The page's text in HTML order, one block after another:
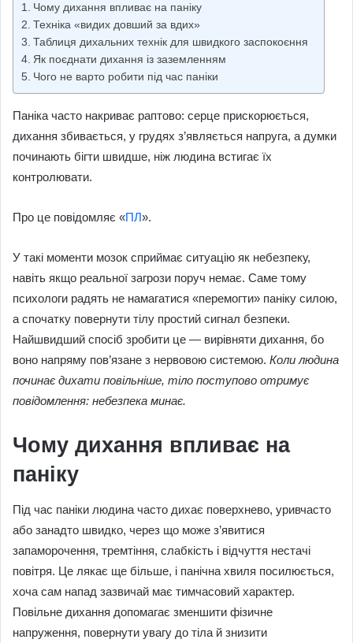
Чому дихання впливає на паніку
Техніка «видих довший за вдих»
Таблиця дихальних технік для швидкого заспокоєння
Як поєднати дихання із заземленням
Чого не варто робити під час паніки
Паніка часто накриває раптово: серце прискорюється,
дихання збивається, у грудях з’являється напруга, а думки
починають бігти швидше, ніж людина встигає їх
контролювати.
Про це повідомляє «ПЛ».
У такі моменти мозок сприймає ситуацію як небезпеку,
навіть якщо реальної загрози поруч немає. Саме тому
психологи радять не намагатися «перемогти» паніку силою,
а спочатку повернути тілу простий сигнал безпеки.
Найшвидший спосіб зробити це — вирівняти дихання, бо
воно напряму пов’язане з нервовою системою. Коли людина
починає дихати повільніше, тіло поступово отримує
повідомлення: небезпека минає.
Чому дихання впливає на
паніку
Під час паніки людина часто дихає поверхнево, уривчасто
або занадто швидко, через що може з’явитися
запаморочення, тремтіння, слабкість і відчуття нестачі
повітря. Це лякає ще більше, і панічна хвиля посилюється,
хоча сам напад зазвичай має тимчасовий характер.
Повільне дихання допомагає зменшити фізичне
напруження, повернути увагу до тіла й знизити